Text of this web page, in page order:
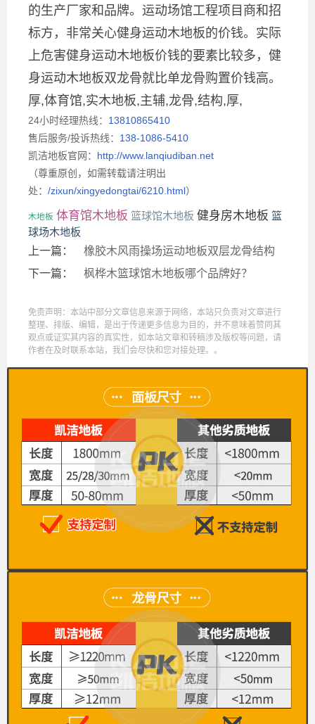
的生产厂家和品牌。运动场馆工程项目商和招
标方，非常关心健身运动木地板的价钱。实际
上危害健身运动木地板价钱的要素比较多，健
身运动木地板双龙骨就比单龙骨购置价钱高。
厚,体育馆,实木地板,主辅,龙骨,结构,厚,
24小时经理热线： 13810865410
售后服务/投诉热线： 138-1086-5410
凯洁地板官网： http://www.lanqiudiban.net
（尊重原创，如需转载请注明出
处： /zixun/xingyedongtai/6210.html）
木地板 体育馆木地板 篮球馆木地板 健身房木地板 篮
球场木地板
上一篇：
橡胶木风雨操场运动地板双层龙骨结构
下一篇：
枫桦木篮球馆木地板哪个品牌好？
免责声明：本站中部分文章信息来源于网络，本站只负责对文章进行
整理、排版、编辑，是出于传递更多信息为目的，并不意味着赞同其
观点或证实其内容的真实性，如本站文章和转稿涉及版权等问题，请
作者在及时联系本站，我们会尽快和您对接处理。。